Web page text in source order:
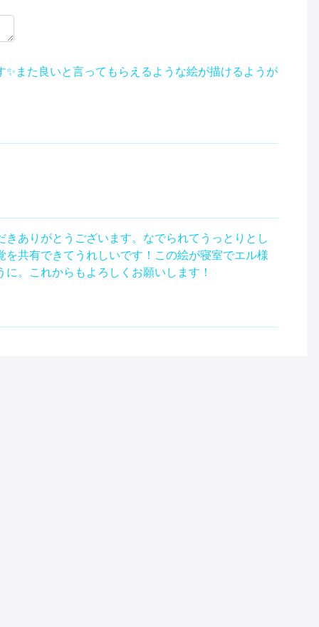
✨また良いと言ってもらえるような絵が描けるようが
きありがとうございます。なでられてうっとりとし
を共有できてうれしいです！この絵が寝室でエル様
に。これからもよろしくお願いします！